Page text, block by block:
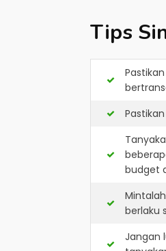
Tips
budget
berlaku
Jangan